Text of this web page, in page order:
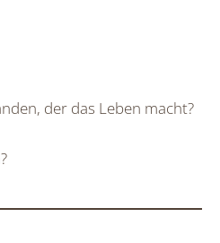
der das Leben macht?